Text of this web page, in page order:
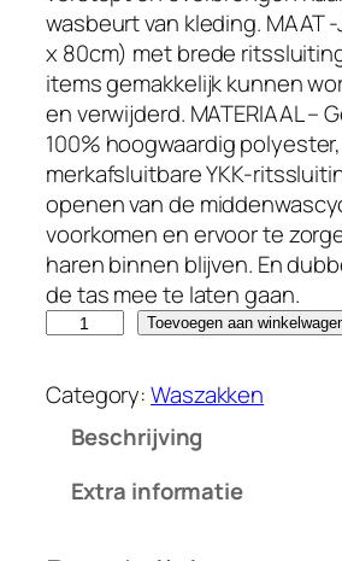
wasbeurt van kleding. MAAT
x 80cm) met brede
items gemakkelijk kunnen
en verwijderd. MATERIAAL –
100% hoogwaardig
merkafsluitbare YKK-
openen van de
voorkomen en ervoor te
haren binnen blijven. En
de tas mee te laten gaan.
i
s
Toevoegen aan
Category:Waszakken
Beschrijving
Extra informatie